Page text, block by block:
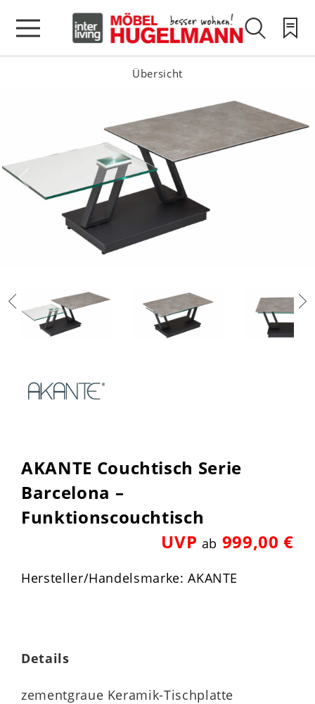
Übersicht
AKANTE Couchtisch Serie
Barcelona –
Funktionscouchtisch
UVP ab 999,00 €
Hersteller/Handelsmarke: AKANTE
Details
zementgraue Keramik-Tischplatte